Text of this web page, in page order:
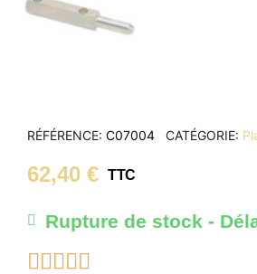
RÉFÉRENCE C07004 CATÉGORIE
62,40 € TTC
Rupture de stock -
